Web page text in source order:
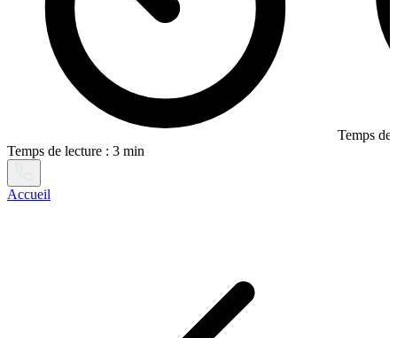
Temps de lecture : 3 min
Temps de
Accueil